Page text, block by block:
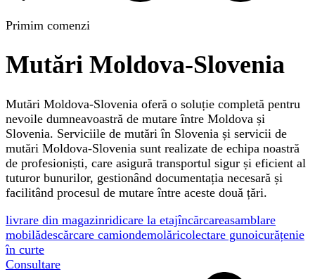
Primim comenzi
Mutări Moldova-Slovenia
Mutări Moldova-Slovenia oferă o soluție completă pentru
nevoile dumneavoastră de mutare între Moldova și
Slovenia. Serviciile de mutări în Slovenia și servicii de
mutări Moldova-Slovenia sunt realizate de echipa noastră
de profesioniști, care asigură transportul sigur și eficient al
tuturor bunurilor, gestionând documentația necesară și
facilitând procesul de mutare între aceste două țări.
livrare din magazinridicare la etajîncărcareasamblare
mobilădescărcare camiondemolăricolectare gunoicurățenie
în curte
Consultare